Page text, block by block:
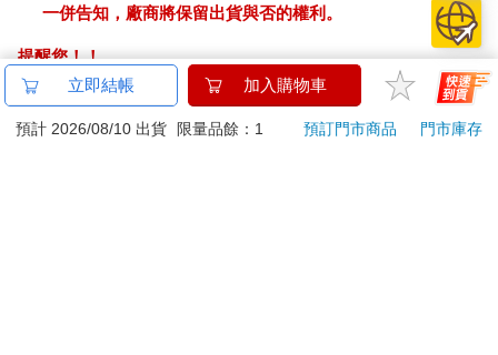
一併告知，廠商將保留出貨與否的權利。
提醒您！！
金石堂及銀行均不會請您操作ATM! 如接獲電話要求您前往
ATM提款機，請不要聽從指示，以免受騙上當！
立即結帳 加入購物車
預計 2026/08/10 出貨 限量品餘：1 預訂門市商品 門市庫存